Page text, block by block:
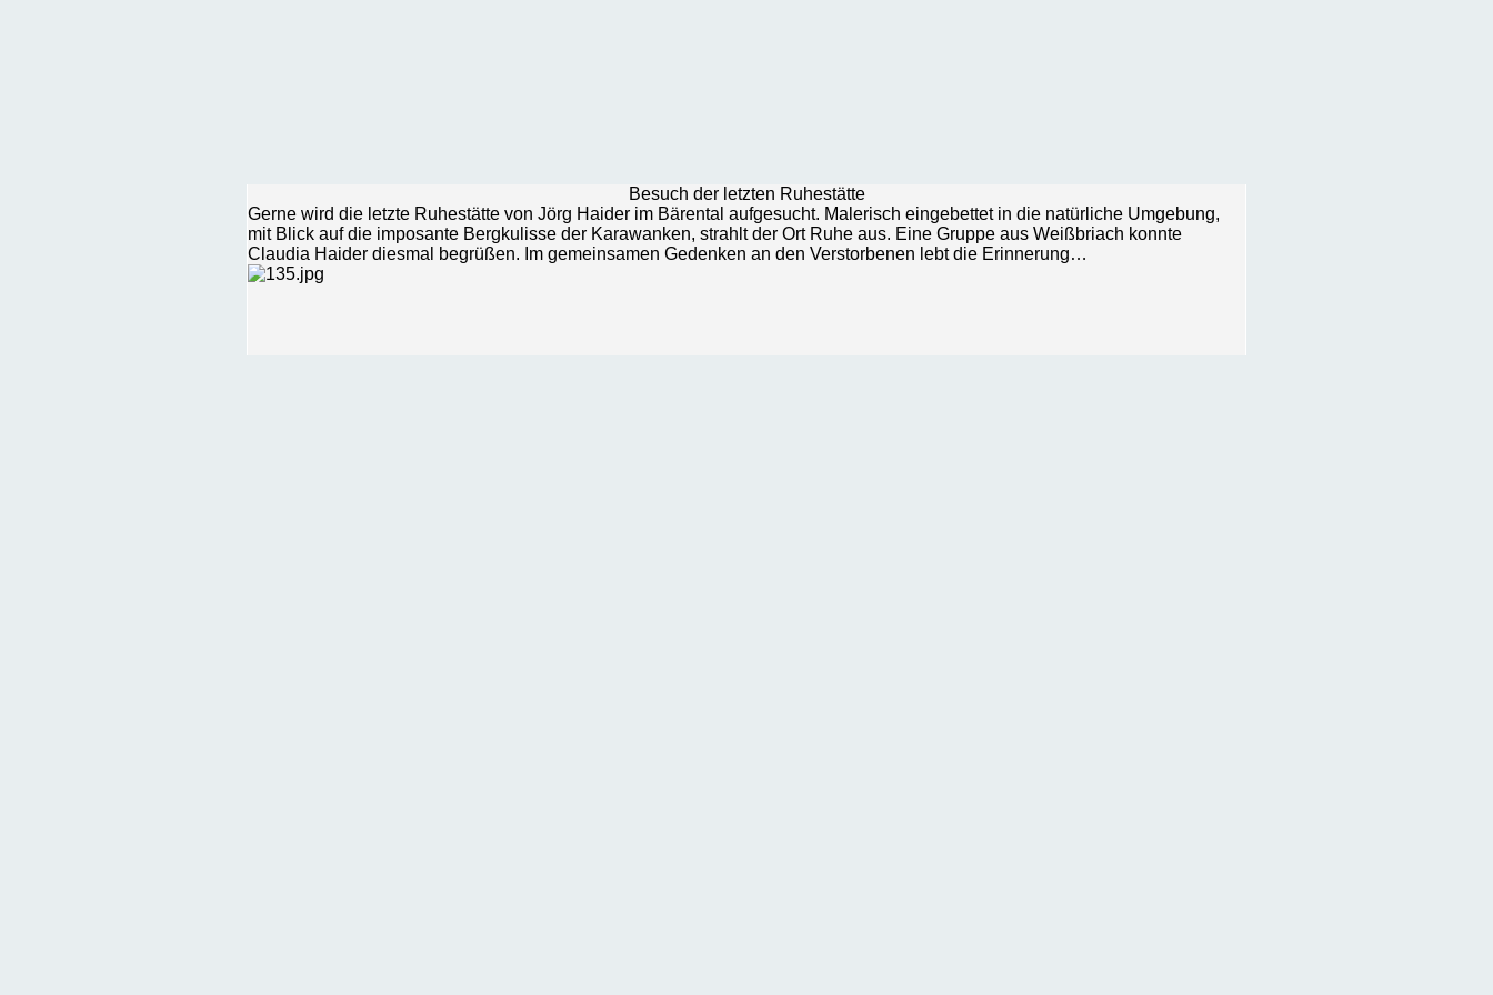
Besuch der letzten Ruhestätte
Gerne wird die letzte Ruhestätte von Jörg Haider im Bärental aufgesucht. Malerisch eingebettet in die natürliche Umgebung,
mit Blick auf die imposante Bergkulisse der Karawanken, strahlt der Ort Ruhe aus. Eine Gruppe aus Weißbriach konnte
Claudia Haider diesmal begrüßen. Im gemeinsamen Gedenken an den Verstorbenen lebt die Erinnerung…